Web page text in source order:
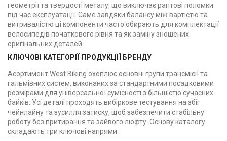
геометрії та твердості металу, що виключає раптові поломки
під час експлуатації. Саме завдяки балансу між вартістю та
витривалістю ці компоненти часто обирають для комплектації
велосипедів початкового рівня та як заміну зношених
оригінальних деталей.
КЛЮЧОВІ КАТЕГОРІЇ ПРОДУКЦІЇ БРЕНДУ
Асортимент West Biking охоплює основні групи трансмісії та
гальмівних систем, виконаних за стандартними посадковими
розмірами для універсальної сумісності з більшістю сучасних
байків. Усі деталі проходять вибіркове тестування на збіг
чейнлайну та зусилля затиску, щоб забезпечити стабільну
роботу без притирання та зайвого люфту. Основу каталогу
складають три ключові напрями: